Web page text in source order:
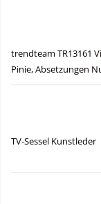
trendteam TR13161
Pinie, Absetzungen
TV-Sessel Kunstleder